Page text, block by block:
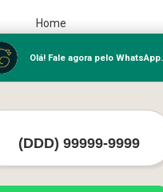
Home
Missão
Olá! Fale agora pelo WhatsApp.